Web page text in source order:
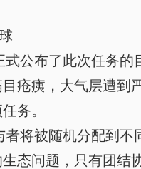
公布了此次任务的
疮痍，大气层遭
务。
将被随机分配到不
态问题，只有团结